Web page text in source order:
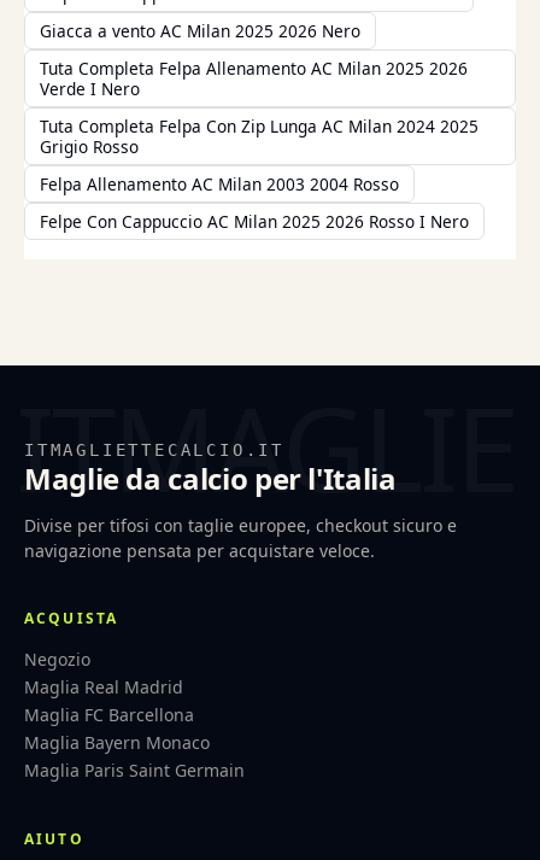
Giacca a vento AC Milan 2025 2026 Nero
Tuta Completa Felpa Allenamento AC Milan 2025 2026
Verde I Nero
Tuta Completa Felpa Con Zip Lunga AC Milan 2024 2025
Grigio Rosso
Felpa Allenamento AC Milan 2003 2004 Rosso
Felpe Con Cappuccio AC Milan 2025 2026 Rosso I Nero
ITMAGLIETTECALCIO.IT
Maglie da calcio per l'Italia
Divise per tifosi con taglie europee, checkout sicuro e
navigazione pensata per acquistare veloce.
ACQUISTA
Negozio
Maglia Real Madrid
Maglia FC Barcellona
Maglia Bayern Monaco
Maglia Paris Saint Germain
AIUTO